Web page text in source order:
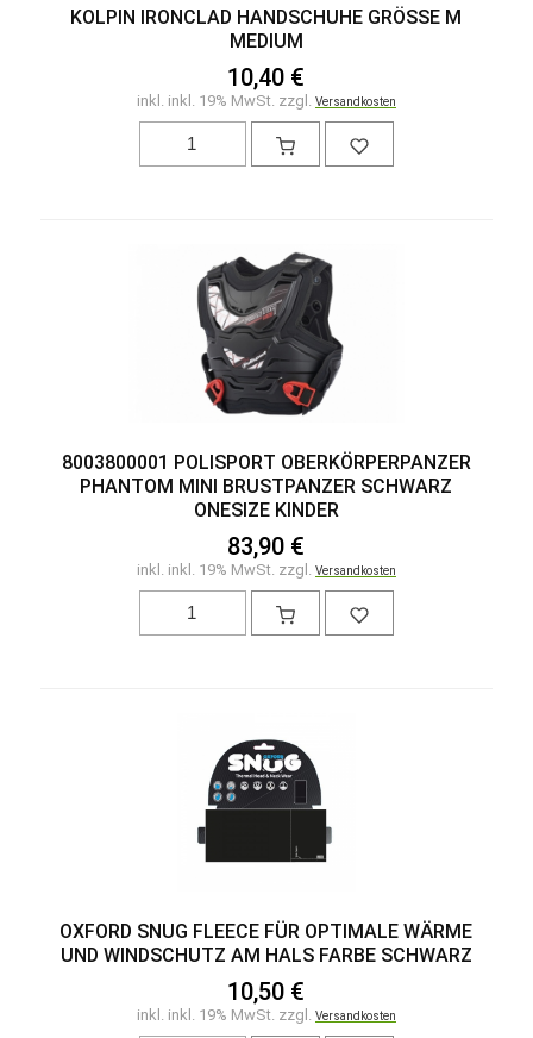
KOLPIN IRONCLAD HANDSCHUHE GRÖSSE M M
EDIUM
10,40 €
inkl. inkl. 19% MwSt. zzgl. Versandkosten
8003800001 POLISPORT OBERKÖRPERPANZER
PHANTOM MINI BRUSTPANZER SCHWARZ
ONESIZE KINDER
83,90 €
inkl. inkl. 19% MwSt. zzgl. Versandkosten
OXFORD SNUG FLEECE FÜR OPTIMALE WÄRME
UND WINDSCHUTZ AM HALS FARBE SCHWARZ
10,50 €
inkl. inkl. 19% MwSt. zzgl. Versandkosten